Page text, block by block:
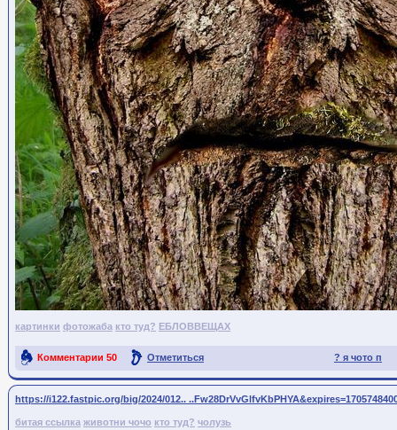
картинки фотожаба кто туд? ЕБЛОВВЕЩАХ
? я чото п
Комментарии 50 Отметиться
Ссылка на пост
https://i122.fastpic.org/big/2024/012..
битая ссылка животни чочо кто туд? чолузь